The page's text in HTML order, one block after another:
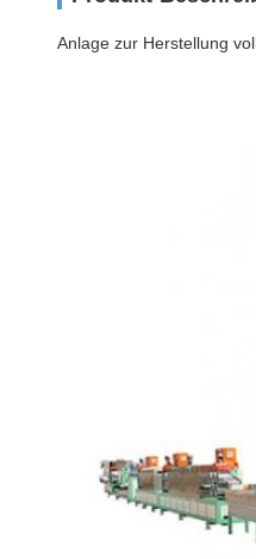
Anlage zur Herstellung